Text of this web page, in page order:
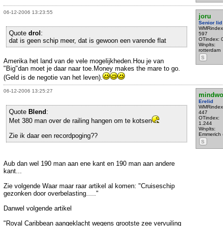
06-12-2006 13:23:55
joru
Senior lid
597
OTindex:
Wnplts:
rotterdam
S
Quote drol :
dat is geen schip meer, dat is gewoon een varende flat
Amerika het land van de vele mogelijkheden.Hou je van
"Big"dan moet je daar naar toe.Money makes the mare to go.
(Geld is de negotie van het leven).
06-12-2006 13:25:27
Erelid
447
OTindex:
1.244
Wnplts:
Emmerich
S
Quote Blend :
Met 380 man over de railing hangen om te kotsen
Zie ik daar een recordpoging??
Aub dan wel 190 man aan ene kant en 190 man aan andere
kant...
Zie volgende Waar maar raar artikel al komen: "Cruiseschip
gezonken door overbelasting....."
Danwel volgende artikel
"Royal Caribbean aangeklacht wegens grootste zee vervuiling